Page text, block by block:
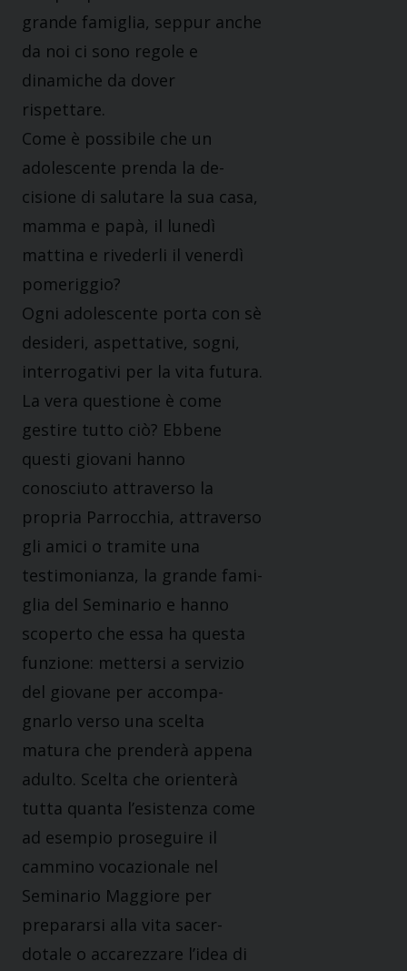
grande famiglia, seppur anche
da noi ci sono regole e
dinamiche da dover
rispettare.
Come è possibile che un
adolescente prenda la de­
cisione di salutare la sua casa,
mamma e papà, il lune­dì
mattina e rivederli il venerdì
pomeriggio?
Ogni adolescente porta con sè
desideri, aspettative, sogni,
interrogativi per la vita futura.
La vera questione è come
gestire tutto ciò? Ebbene
questi giovani hanno
conosciuto attraverso la
propria Parrocchia, attraverso
gli amici o tramite una
testimonianza, la grande fami­
glia del Seminario e hanno
scoperto che essa ha questa
funzione: mettersi a servizio
del giovane per accompa­
gnarlo verso una scelta
matura che prenderà appena
adulto. Scelta che orienterà
tutta quanta l’esistenza come
ad esempio proseguire il
cammino vocazionale nel
Seminario Maggiore per
prepararsi alla vita sacer­
dotale o accarezzare l’idea di